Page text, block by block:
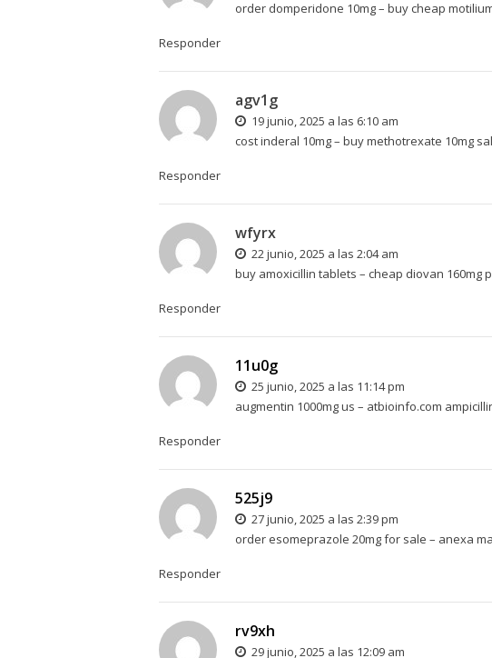
order domperidone 10mg – buy cheap
Responder
agv1g
19 junio, 2025 a las 6:10 am
cost inderal 10mg – buy methotrexate 10mg
Responder
wfyrx
22 junio, 2025 a las 2:04 am
buy amoxicillin tablets – cheap diovan 160mg
Responder
11u0g
25 junio, 2025 a las 11:14 pm
augmentin 1000mg us – atbioinfo.com
Responder
525j9
27 junio, 2025 a las 2:39 pm
order esomeprazole 20mg for sale – anexa
Responder
rv9xh
29 junio, 2025 a las 12:09 am